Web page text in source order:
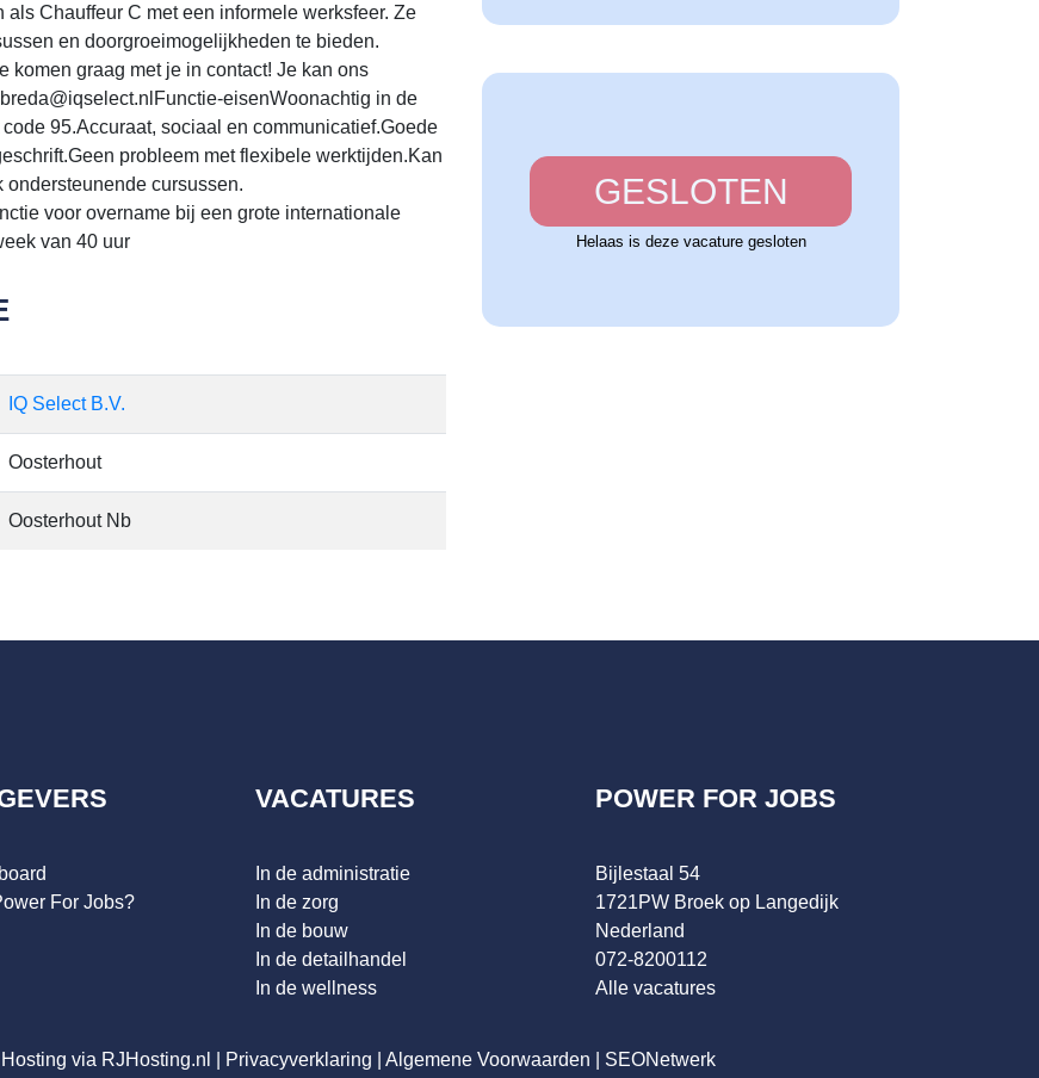
Chauffeur C met een informele werksfeer. Ze
en doorgroeimogelijkheden te bieden.
komen graag met je in contact! Je kan ons
eisenWoonachtig in de
95.Accuraat, sociaal en communicatief.Goede
probleem met flexibele werktijden.Kan
cursussen.
voor overname bij een grote internationale
van 40 uur
IQ Select B.V.
Oosterhout
Oosterhout Nb
GESLOTEN
Helaas is deze vacature gesloten
For Jobs?
VACATURES
In de administratie
In de zorg
In de bouw
In de detailhandel
In de wellness
POWER FOR JOBS
Bijlestaal 54
1721PW Broek op Langedijk
Nederland
072-8200112
Alle vacatures
Hosting via RJHosting.nl Privacyverklaring Algemene Voorwaarden
SEONetwerk